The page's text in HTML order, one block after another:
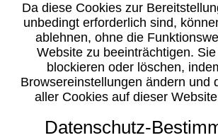
Da diese Cookies zur
unbedingt erforderlich sind,
ablehnen, ohne die
Website zu beeinträchtigen.
blockieren oder löschen,
Browsereinstellungen ändern und
aller Cookies auf dieser
Datenschutz-